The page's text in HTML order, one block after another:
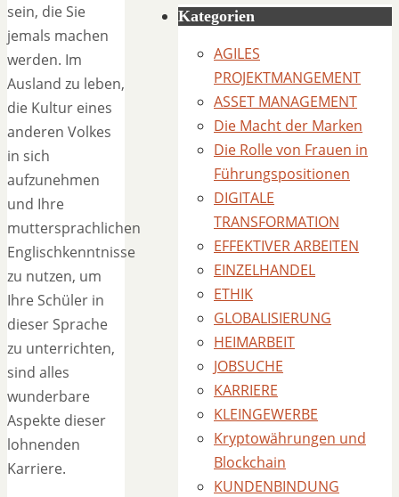
sein, die Sie
jemals machen
werden. Im
Ausland zu leben,
die Kultur eines
anderen Volkes
in sich
aufzunehmen
und Ihre
muttersprachlichen
Englischkenntnisse
zu nutzen, um
Ihre Schüler in
dieser Sprache
zu unterrichten,
sind alles
wunderbare
Aspekte dieser
lohnenden
Karriere.
Kategorien
AGILES
PROJEKTMANGEMENT
ASSET MANAGEMENT
Die Macht der Marken
Die Rolle von Frauen in
Führungspositionen
DIGITALE
TRANSFORMATION
EFFEKTIVER ARBEITEN
EINZELHANDEL
ETHIK
GLOBALISIERUNG
HEIMARBEIT
JOBSUCHE
KARRIERE
KLEINGEWERBE
Kryptowährungen und
Blockchain
KUNDENBINDUNG